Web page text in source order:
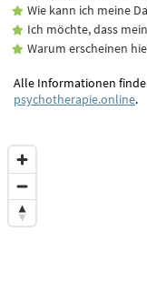
Wie kann ich meine
Ich möchte, dass
Warum erscheinen
Alle Informationen
psychotherapie.online.